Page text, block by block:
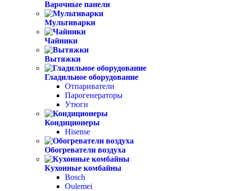
Варочные панели
Мультиварки
Чайники
Вытяжки
Гладильное оборудование
Отпариватели
Парогенераторы
Утюги
Кондиционеры
Hisense
Обогреватели воздуха
Кухонные комбайны
Bosch
Oulemei